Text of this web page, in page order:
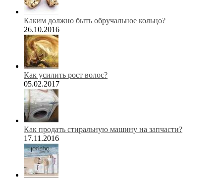
Каким должно быть обручальное кольцо?
26.10.2016
Как усилить рост волос?
05.02.2017
Как продать стиральную машину на запчасти?
17.11.2016